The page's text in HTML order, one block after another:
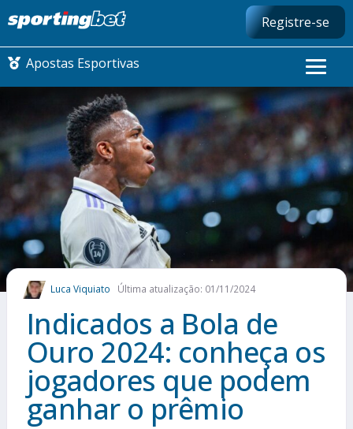
Registre-se
Apostas Esportivas
CONMEBOL LIBERTADORES
FUTEBOL NACIONAL
FUTEBOL INTERNACIONAL
COMO APOSTAR
MAIS ESPORTES
Luca Viquiato Última atualização: 01/11/2024
Indicados a Bola de
Ouro 2024: conheça os
jogadores que podem
ganhar o prêmio